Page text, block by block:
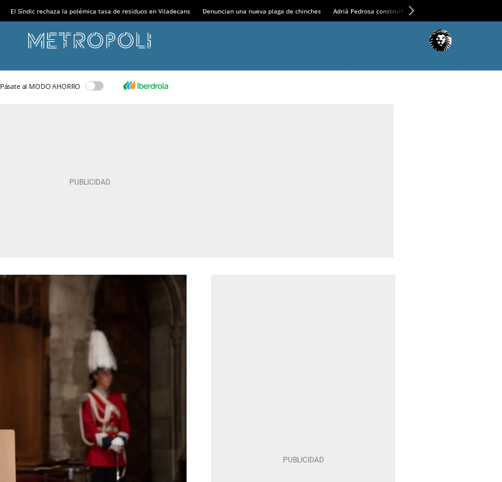
El Síndic rechaza la polémica tasa de residuos en Viladecans Denuncian una nueva plaga de chinches Adrià Pedrosa construirá la nueva residencia en el
Pásate al MODO AHORRO